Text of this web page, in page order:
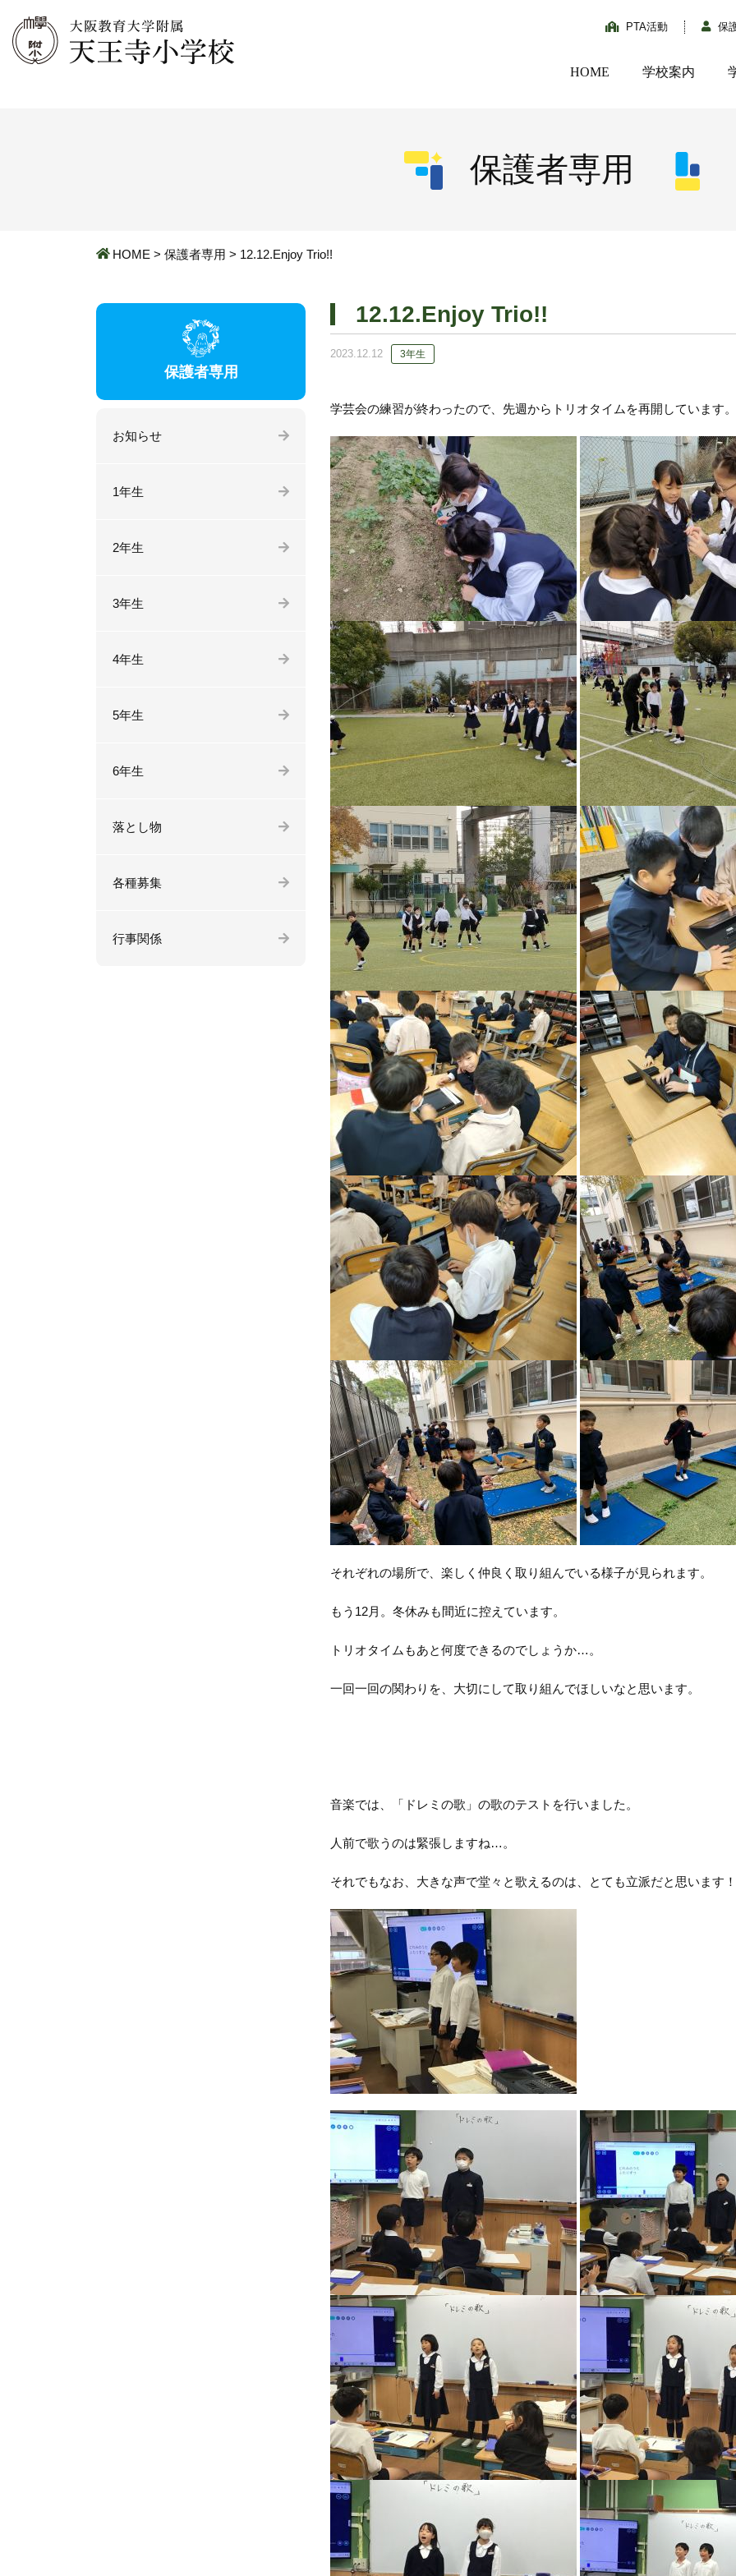
PTA活動 保
HOME 学校案内
保護者専用
HOME > 保護者専用 > 12.12.Enjoy Trio!!
12.12.Enjoy Trio!!
2023.12.12 3年生
学芸会の練習が終わったので、先週からトリオタイムを再開しています。
それぞれの場所で、楽しく仲良く取り組んでいる様子が見られます。
もう12月。冬休みも間近に控えています。
トリオタイムもあと何度できるのでしょうか…。
一回一回の関わりを、大切にして取り組んでほしいなと思います。
音楽では、「ドレミの歌」の歌のテストを行いました。
人前で歌うのは緊張しますね…。
それでもなお、大きな声で堂々と歌えるのは、とても立派だと思います！
保護者専用
お知らせ
1年生
2年生
3年生
4年生
5年生
6年生
落とし物
各種募集
行事関係